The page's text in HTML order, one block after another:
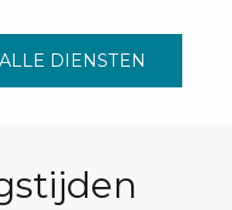
DIENSTEN